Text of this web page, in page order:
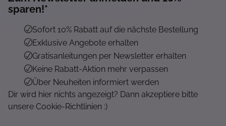
sparen!*
Sofort 10% Rabatt auf die nächste Bestellung
Exklusive Angebote erhalten
Gratisanleitungen per Newsletter erhalten
Keine Rabatt-Aktion mehr verpassen
Über Neuheiten informiert werden
Dir wird hier nichts angezeigt? Dann akzeptiere bitte
unsere Cookie-Richtlinien :)